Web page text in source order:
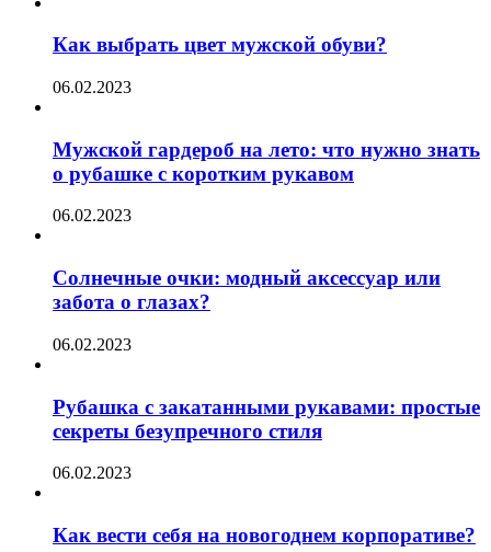
Как выбрать цвет мужской обуви?
06.02.2023
Мужской гардероб на лето: что нужно знать
о рубашке с коротким рукавом
06.02.2023
Солнечные очки: модный аксессуар или
забота о глазах?
06.02.2023
Рубашка с закатанными рукавами: простые
секреты безупречного стиля
06.02.2023
Как вести себя на новогоднем корпоративе?